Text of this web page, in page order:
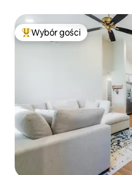
Najpopularniejsze z
Wybór gości